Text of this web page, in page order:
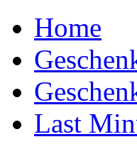
Home
Last